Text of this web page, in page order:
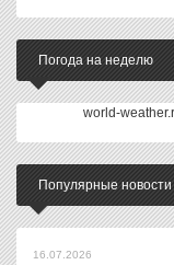
Погода на неделю
world-
Популярные новости
16.07.2026